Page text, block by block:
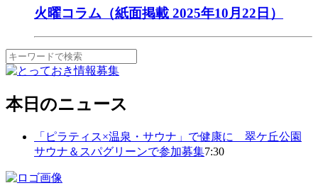
火曜コラム（紙面掲載 2025年10月22日）
本日のニュース
「ピラティス×温泉・サウナ」で健康に 翠ケ丘公園
サウナ＆スパグリーンで参加募集7:30